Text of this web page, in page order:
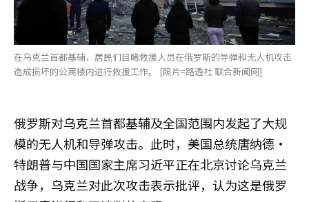
在乌克兰首都基辅，居民们目睹救援人员在俄罗斯的导弹和无人机攻击
造成损坏的公寓楼内进行救援工作。 [照片=路透社 联合新闻网]
俄罗斯对乌克兰首都基辅及全国范围内发起了大规
模的无人机和导弹攻击。此时，美国总统唐纳德·
特朗普与中国国家主席习近平正在北京讨论乌克兰
战争，乌克兰对此次攻击表示批评，认为这是俄罗